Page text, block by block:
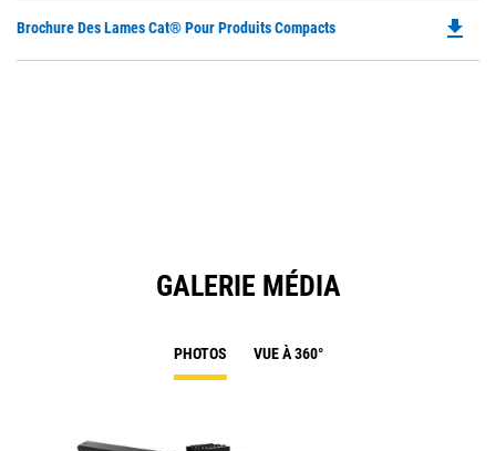
Brochure Des Lames Cat® Pour Produits Compacts file_download
GALERIE MÉDIA
PHOTOS VUE À 360°